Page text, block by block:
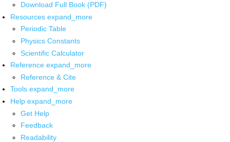
Download Full Book (PDF)
Resources expand_more
Periodic Table
Physics Constants
Scientific Calculator
Reference expand_more
Reference & Cite
Tools expand_more
Help expand_more
Get Help
Feedback
Readability